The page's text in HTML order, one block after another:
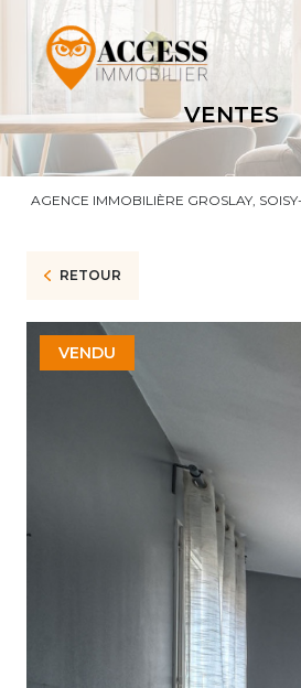
VENTES
AGENCE IMMOBILIÈRE GROSLAY,
RETOUR
VENDU